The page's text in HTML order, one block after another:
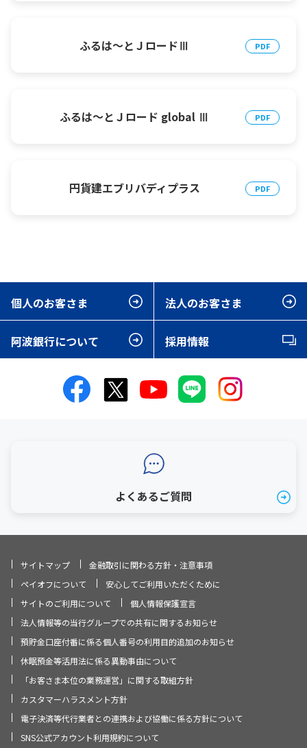
ふるは～とＪロードⅢ
ふるは～とＪロード global Ⅲ
円貨建エブリバディプラス
個人のお客さま 法人のお客さま
阿波銀行について 採用情報
よくあるご質問
サイトマップ
金融取引に関わる方針・注意事項
ペイオフについて
安心してご利用いただくために
サイトのご利用について
個人情報保護宣言
法人情報等の当行グループでの共有に関するお知らせ
預貯金口座付番に係る個人番号の利用目的追加のお知らせ
休眠預金等活用法に係る異動事由について
「お客さま本位の業務運営」に関する取組方針
カスタマーハラスメント方針
電子決済等代行業者との連携および協働に係る方針について
SNS公式アカウント利用規約について